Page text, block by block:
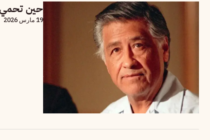
حين تحمي
19 مارس 2026